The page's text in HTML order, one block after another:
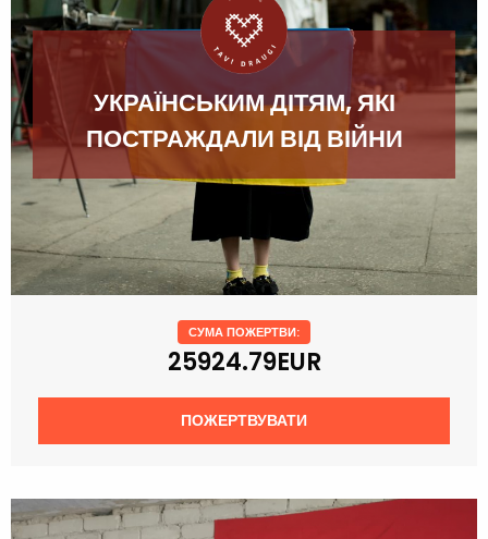
УКРАЇНСЬКИМ ДІТЯМ, ЯКІ
ПОСТРАЖДАЛИ ВІД ВІЙНИ
СУМА ПОЖЕРТВИ:
25924.79EUR
ПОЖЕРТВУВАТИ